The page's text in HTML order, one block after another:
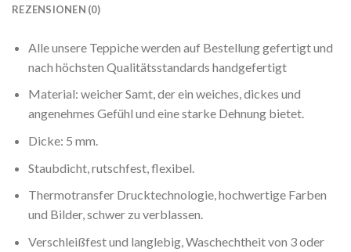
REZENSIONEN (0)
Alle unsere Teppiche werden auf Bestellung gefertigt und
nach höchsten Qualitätsstandards handgefertigt
Material: weicher Samt, der ein weiches, dickes und
angenehmes Gefühl und eine starke Dehnung bietet.
Dicke: 5 mm.
Staubdicht, rutschfest, flexibel.
Thermotransfer Drucktechnologie, hochwertige Farben
und Bilder, schwer zu verblassen.
Verschleißfest und langlebig, Waschechtheit von 3 oder